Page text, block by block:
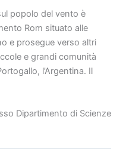
popolo del vento è
Rom situato alle
e prosegue verso altri
e grandi comunità
l’Argentina. Il
Dipartimento di Scienze